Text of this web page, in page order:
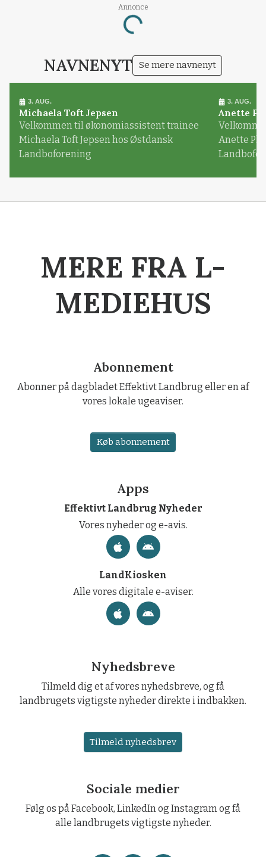
Annonce
Loading...
NAVNENYT Se mere navnenyt
3. AUG.
Michaela Toft Jepsen
Velkommen til økonomiassistent trainee
Michaela Toft Jepsen hos Østdansk
Landboforening
3. AUG.
Anette
Anette
MERE FRA L-
MEDIEHUS
Abonnement
Abonner på dagbladet Effektivt Landbrug eller en af
vores lokale ugeaviser.
Køb abonnement
Apps
Effektivt Landbrug Nyheder
Vores nyheder og e-avis.
LandKiosken
Alle vores digitale e-aviser.
Nyhedsbreve
Tilmeld dig et af vores nyhedsbreve, og få
landbrugets vigtigste nyheder direkte i indbakken.
Tilmeld nyhedsbrev
Sociale medier
Følg os på Facebook, LinkedIn og Instagram og få
alle landbrugets vigtigste nyheder.